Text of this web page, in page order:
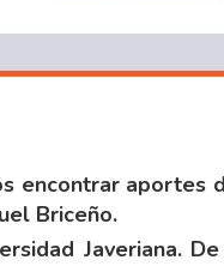
encontrar aportes
Briceño.
Javeriana.